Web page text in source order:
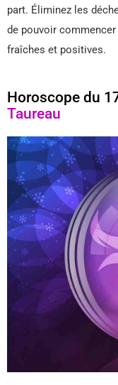
part. Éliminez les
de pouvoir
fraîches et positives.
Horoscope du
Taureau